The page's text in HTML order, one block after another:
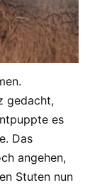
gedacht,
es
Das
angehen,
Stuten nun